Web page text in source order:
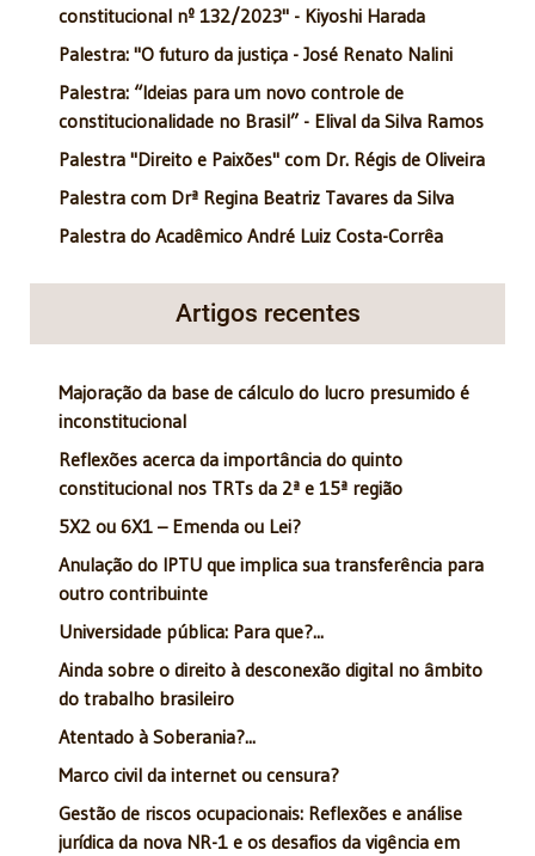
constitucional nº 132/2023" - Kiyoshi Harada
Palestra: "O futuro da justiça - José Renato Nalini
Palestra: “Ideias para um novo controle de
constitucionalidade no Brasil” - Elival da Silva Ramos
Palestra "Direito e Paixões" com Dr. Régis de Oliveira
Palestra com Drª Regina Beatriz Tavares da Silva
Palestra do Acadêmico André Luiz Costa-Corrêa
Artigos recentes
Majoração da base de cálculo do lucro presumido é
inconstitucional
Reflexões acerca da importância do quinto
constitucional nos TRTs da 2ª e 15ª região
5X2 ou 6X1 – Emenda ou Lei?
Anulação do IPTU que implica sua transferência para
outro contribuinte
Universidade pública: Para que?...
Ainda sobre o direito à desconexão digital no âmbito
do trabalho brasileiro
Atentado à Soberania?...
Marco civil da internet ou censura?
Gestão de riscos ocupacionais: Reflexões e análise
jurídica da nova NR-1 e os desafios da vigência em